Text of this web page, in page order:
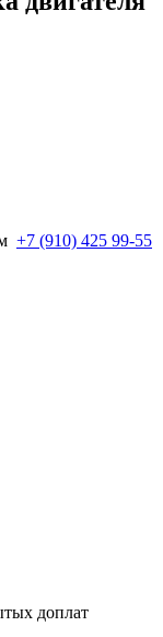
+7 (910) 425 99-55
доплат